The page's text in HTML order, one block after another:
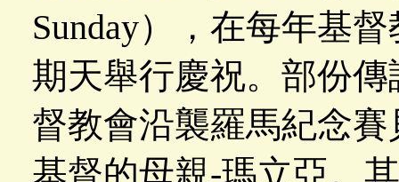
Sunday），在每年基
期天舉行慶祝。部份
督教會沿襲羅馬紀念
基督的母親-瑪立亞。